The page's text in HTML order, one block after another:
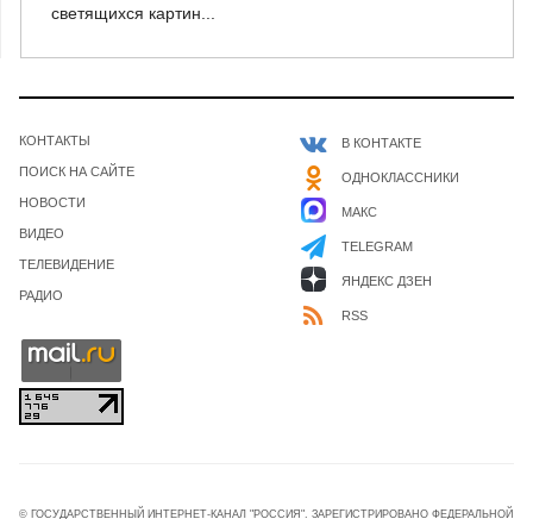
светящихся картин...
КОНТАКТЫ
ПОИСК НА САЙТЕ
НОВОСТИ
ВИДЕО
ТЕЛЕВИДЕНИЕ
РАДИО
В КОНТАКТЕ
ОДНОКЛАССНИКИ
МАКС
TELEGRAM
ЯНДЕКС ДЗЕН
RSS
© ГОСУДАРСТВЕННЫЙ ИНТЕРНЕТ-КАНАЛ "РОССИЯ". ЗАРЕГИСТРИРОВАНО ФЕДЕРАЛЬНОЙ